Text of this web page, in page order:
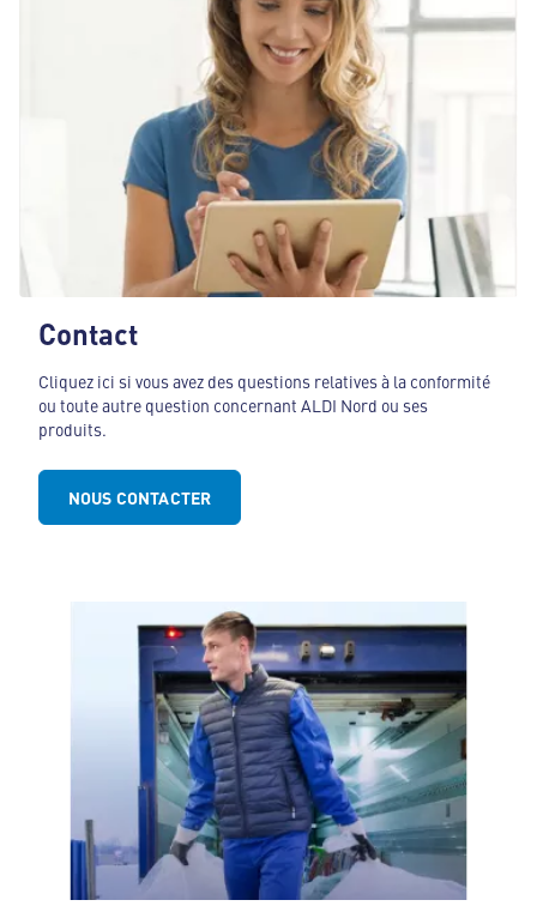
Contact
Cliquez ici si vous avez des questions relatives à la conformité
ou toute autre question concernant ALDI Nord ou ses
produits.
NOUS CONTACTER